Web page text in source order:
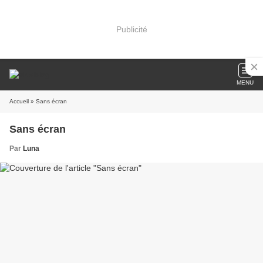
Publicité
MENU
Accueil » Sans écran
Sans écran
Par Luna